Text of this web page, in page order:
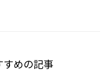
すめの記事